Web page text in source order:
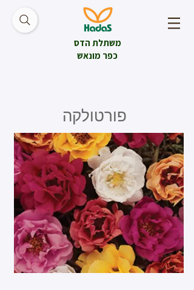
משתלת הדס
כפר מונאש
פורטולקה